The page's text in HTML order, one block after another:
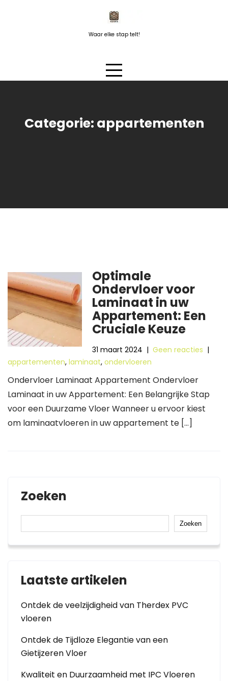
Waar elke stap telt!
Categorie: appartementen
Optimale
Ondervloer voor
Laminaat in uw
Appartement: Een
Cruciale Keuze
31 maart 2024 |Geen reacties |
appartementen, laminaat, ondervloeren
Ondervloer Laminaat Appartement Ondervloer
Laminaat in uw Appartement: Een Belangrijke Stap
voor een Duurzame Vloer Wanneer u ervoor kiest
om laminaatvloeren in uw appartement te […]
Zoeken
Zoeken
Laatste artikelen
Ontdek de veelzijdigheid van Therdex PVC
vloeren
Ontdek de Tijdloze Elegantie van een
Gietijzeren Vloer
Kwaliteit en Duurzaamheid met IPC Vloeren